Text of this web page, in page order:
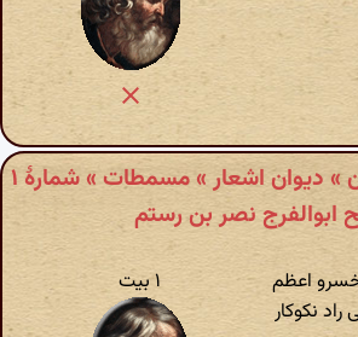
مسعود سعد سلمان » دیوان اشعار » مسمطات » شمارهٔ ۱
ابوالفرج نصر بن رستم
اعظم
نکوکار
۱ بیت